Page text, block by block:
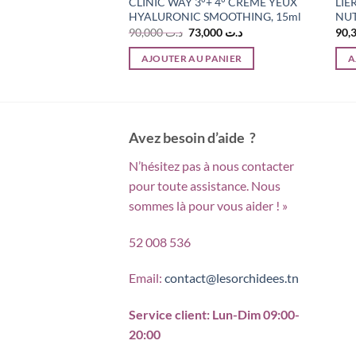
HYALURONIC SMOOTHING, 15ml
د.ت90,000
Le
prix
initial
était :
د.تLe
AJOUTER AU PANIER
Avez besoin d’aide ?
N’hésitez pas à nous contacter
pour toute assistance. Nous
sommes là pour vous aider ! »
52 008 536
Email: contact@lesorchidees.tn
Service client: Lun-Dim 09:00-
20:00